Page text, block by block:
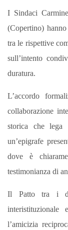
I Sindaci
(Copertino)
tra le rispettive
sull’intento
duratura.
L’accordo
collaborazione
storica che
un’epigrafe
dove è
testimonianza di
Il Patto tra i
l’amicizia